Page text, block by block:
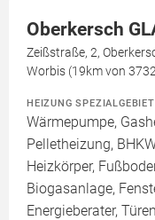
Oberkersch
Zeißstraße, 2,
Worbis (19km von
HEIZUNG
Wärmepumpe,
Pelletheizung,
Heizkörper,
Biogasanlage,
Energieberater,